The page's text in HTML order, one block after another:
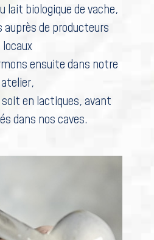
lait biologique de vache,
de producteurs
locaux
ensuite dans notre
atelier,
en lactiques, avant
dans nos caves.